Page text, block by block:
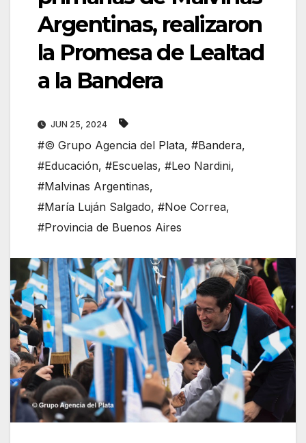
Argentinas, realizaron
la Promesa de Lealtad
a la Bandera
JUN 25, 2024
#© Grupo Agencia del Plata, #Bandera,
#Educación, #Escuelas, #Leo Nardini,
#Malvinas Argentinas,
#María Luján Salgado, #Noe Correa,
#Provincia de Buenos Aires